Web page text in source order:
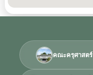
คณะครุศาสตร์